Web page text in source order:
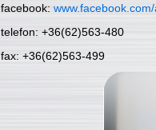
facebook:
telefon: +36(62)563-480
fax: +36(62)563-499